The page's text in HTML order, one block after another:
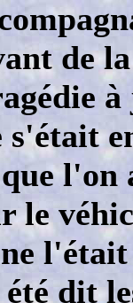
de
à
l'on
le
dit